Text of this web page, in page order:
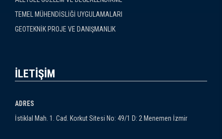
TEMEL MÜHENDİSLİĞİ UYGULAMALARI
GEOTEKNİK PROJE VE DANIŞMANLIK
İLETİŞİM
ADRES
İstiklal Mah. 1. Cad. Korkut Sitesi No: 49/1 D: 2 Menemen İzmir